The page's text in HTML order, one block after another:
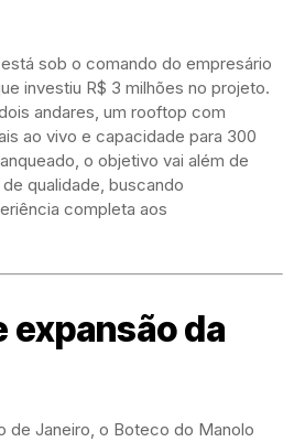
sob o comando do empresário
investiu R$ 3 milhões no projeto.
andares, um rooftop com
ao vivo e capacidade para 300
o objetivo vai além de
qualidade, buscando
completa aos
expansão da
de Janeiro, o Boteco do Manolo